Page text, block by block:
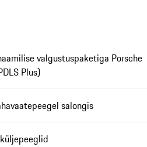
valgustuspaketiga Porsche
Plus)
salongis